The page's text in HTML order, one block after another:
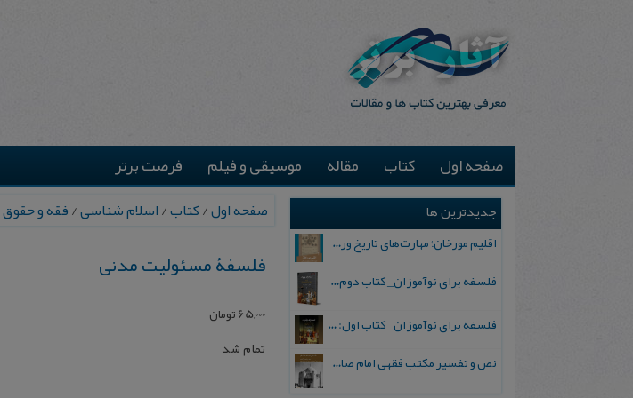
صفحه اول کتاب مقاله موسیقی و فیلم فرصت برتر
صفحه اول/کتاب/اسلام شناسی/فقه و حقوق
فلسفۀ مسئولیت مدنی
65,000تومان
تمام شد
جدیدترین ها
اقلیم مورخان؛ مهارت‌های تاریخ ورزی علمی
فلسفه برای نوآموزان_ کتاب دوم: پرسش درباره واقعیت و معرفت
فلسفه برای نوآموزان_ کتاب اول: تردید در باورهای رایج
نص و تفسیر مکتب فقهی امام صادق علیه السلام